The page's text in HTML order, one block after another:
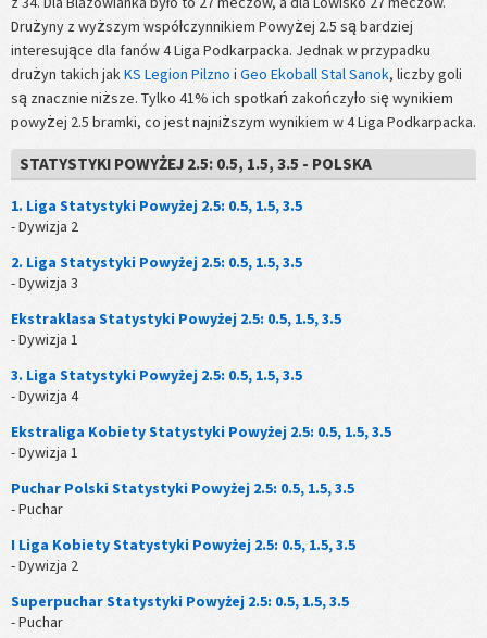
Drużyny z wyższym współczynnikiem Powyżej 2.5 są bardziej
interesujące dla fanów 4 Liga Podkarpacka. Jednak w przypadku
drużyn takich jak KS Legion Pilzno i Geo Ekoball Stal Sanok, liczby goli
są znacznie niższe. Tylko 41% ich spotkań zakończyło się wynikiem
powyżej 2.5 bramki, co jest najniższym wynikiem w 4 Liga Podkarpacka.
STATYSTYKI POWYŻEJ 2.5: 0.5, 1.5, 3.5 - POLSKA
1. Liga Statystyki Powyżej 2.5: 0.5, 1.5, 3.5
- Dywizja 2
2. Liga Statystyki Powyżej 2.5: 0.5, 1.5, 3.5
- Dywizja 3
Ekstraklasa Statystyki Powyżej 2.5: 0.5, 1.5, 3.5
- Dywizja 1
3. Liga Statystyki Powyżej 2.5: 0.5, 1.5, 3.5
- Dywizja 4
Ekstraliga Kobiety Statystyki Powyżej 2.5: 0.5, 1.5, 3.5
- Dywizja 1
Puchar Polski Statystyki Powyżej 2.5: 0.5, 1.5, 3.5
- Puchar
I Liga Kobiety Statystyki Powyżej 2.5: 0.5, 1.5, 3.5
- Dywizja 2
Superpuchar Statystyki Powyżej 2.5: 0.5, 1.5, 3.5
- Puchar